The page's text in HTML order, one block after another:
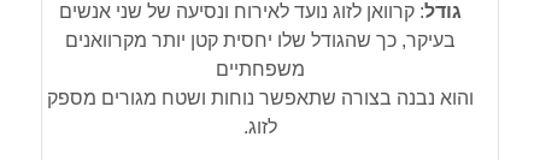
גודל: קרוואן לזוג נועד לאירוח ונסיעה של שני אנשים
בעיקר, כך שהגודל שלו יחסית קטן יותר מקרוואנים
משפחתיים
והוא נבנה בצורה שתאפשר נוחות ושטח מגורים מספק
לזוג.